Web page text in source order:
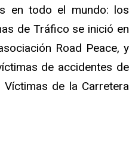
en todo el mundo: los
de Tráfico se inició en
Road Peace, y
de accidentes de
de la Carretera